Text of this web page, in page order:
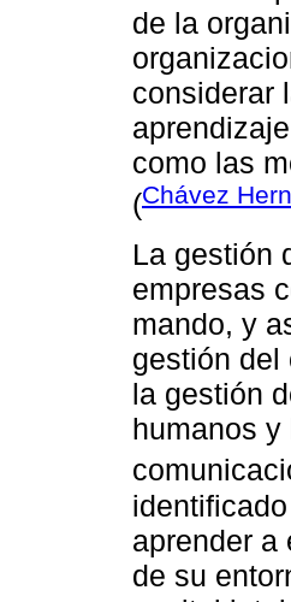
de la
considerar
como las
(Chávez
La gestión
empresas
mando, y
gestión del
la gestión
humanos
aprender a
de su